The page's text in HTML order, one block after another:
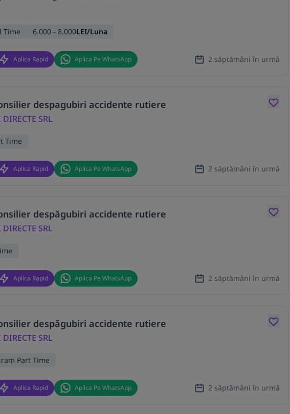
Time 6.000 - 8.000LEI/Luna
Aplica Rapid Aplica Pe WhatsApp 2 săptămâni în urmă
despagubiri accidente rutiere
SRL
Time
Aplica Rapid Aplica Pe WhatsApp 2 săptămâni în urmă
despăgubiri accidente rutiere
SRL
Aplica Rapid Aplica Pe WhatsApp 2 săptămâni în urmă
despăgubiri accidente rutiere
SRL
Part Time
Aplica Rapid Aplica Pe WhatsApp 2 săptămâni în urmă